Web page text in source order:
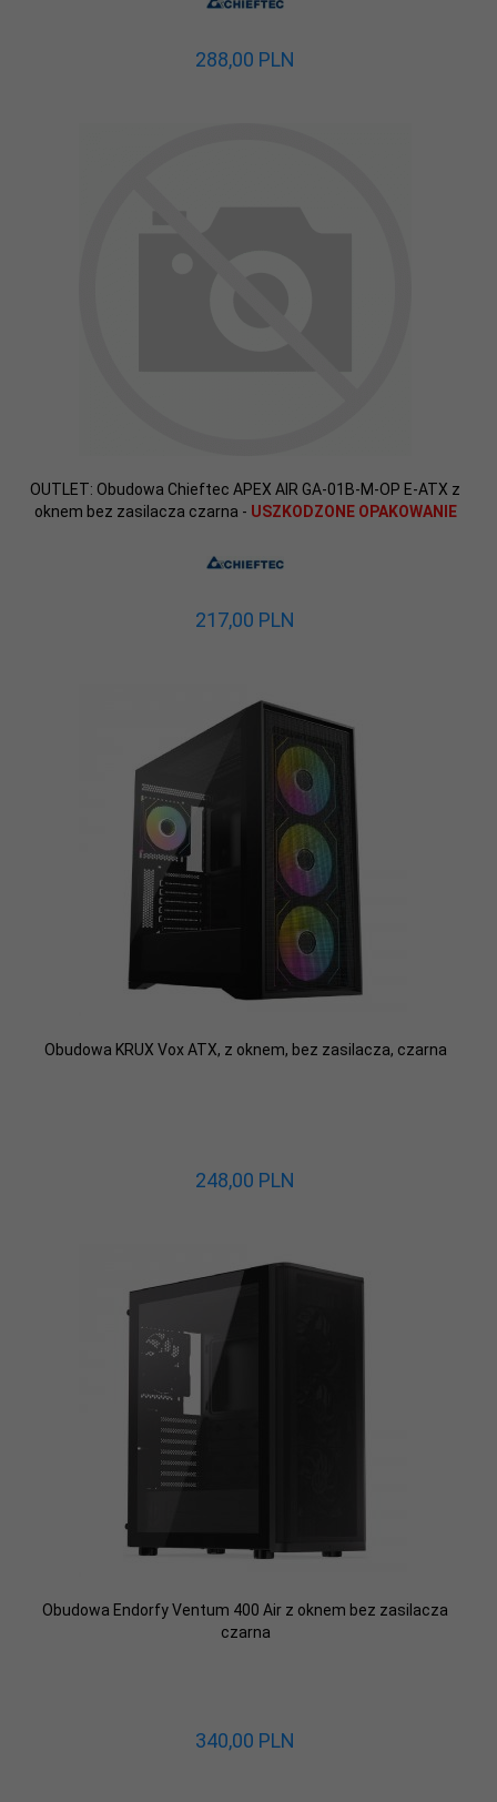
288,00 PLN
OUTLET: Obudowa Chieftec APEX AIR GA-01B-M-OP E-ATX z
oknem bez zasilacza czarna - USZKODZONE OPAKOWANIE
217,00 PLN
Obudowa KRUX Vox ATX, z oknem, bez zasilacza, czarna
248,00 PLN
Obudowa Endorfy Ventum 400 Air z oknem bez zasilacza
czarna
340,00 PLN